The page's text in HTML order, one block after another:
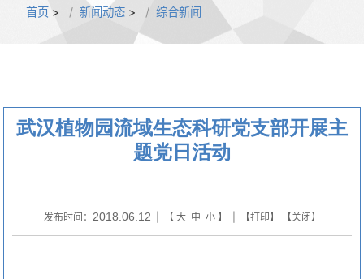
首页 > 新闻动态 > 综合新闻
武汉植物园流域生态科研党支部开展主
题党日活动
发布时间： 2018.06.12 | 【 大 中 小】 | 【打印】 【关闭】